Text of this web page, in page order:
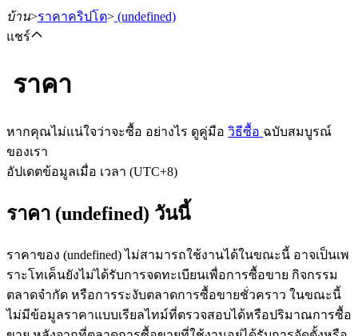
ฟิวเจอร์ส USDT
ฟิวเจอร์สที่ใช้ USDT เป็นหลักประกัน
บ้าน>ราคาคริปโต> (undefined)
แชร์
ราคา
หากคุณไม่แน่ใจว่าจะซื้อ อย่างไร ดูคู่มือ วิธีซื้อ ฉบับสมบูรณ์
ของเรา
อัปเดตข้อมูลเมื่อ เวลา (UTC+8)
ราคา (undefined) วันนี้
ราคาของ (undefined) ไม่สามารถใช้งานได้ในขณะนี้ อาจเป็นเพ
ราะโทเค็นยังไม่ได้รับการจดทะเบียนเพื่อการซื้อขาย กิจกรรม
ตลาดจำกัด หรือการระงับตลาดการซื้อขายชั่วคราว ในขณะนี้
ไม่มีข้อมูลราคาแบบเรียลไทม์ที่ตรวจสอบได้หรือปริมาณการซื้อ